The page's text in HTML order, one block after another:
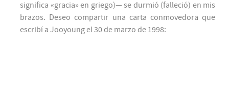
significa «gracia» en griego)— se durmió (falleció) en mis
brazos. Deseo compartir una carta conmovedora que
escribí a Jooyoung el 30 de marzo de 1998: